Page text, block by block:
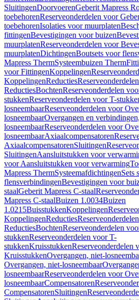
SluitingenDoorvoerenGeberit Mapress
toebehorenReserveonderdelen voor
toebehorenIsolaties voor muurplaten
fittingenBevestigingen voor buizen
muurplatenReserveonderdelen voor
muurplatenDichtingenBoutsets voor
Mapress ThermSysteembuizen Therm
voor FittingenKoppelingen
KoppelingenReducties
ReductiesBochtenReserveonderdelen
stukkenReserveonderdelen voor T-
losneembaarReserveonderdelen voor
losneembaarOvergangen en verbindingen,
losneembaarReserveonderdelen voor
losneembaarAxiaalcompensatoren
AxiaalcompensatorenSluitingen
SluitingenAansluitstukken voor
voor Aansluitstukken voor verwarming
Mapress ThermSysteemafdichtingenSets
flensverbindingenBevestigingen voor
staalGeberit Mapress C-staal
Mapress C-staalBuizen 1.0034Buizen
1.0215BuisstukkenKoppelingen
KoppelingenReducties
ReductiesBochtenReserveonderdelen
stukkenReserveonderdelen voor T-
stukkenKruisstukkenReserveonderdelen
KruisstukkenOvergangen, niet-
Overgangen, niet-losneembaar
losneembaarReserveonderdelen voor
losneembaarCompensatoren
CompensatorenSluitingen